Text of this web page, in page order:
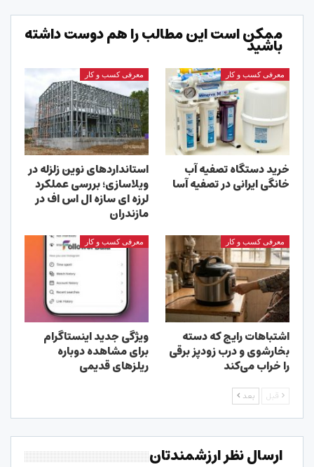
ممکن است این مطالب را هم دوست داشته
باشید
معرفی کسب و کار
خرید دستگاه تصفیه آب
خانگی ایرانی در تصفیه آسا
معرفی کسب و کار
استانداردهای نوین زلزله در
ویلاسازی؛ بررسی عملکرد
لرزه ای سازه ال اس اف در
مازندران
معرفی کسب و کار
اشتباهات رایج که دسته
بخارشوی و درب زودپز برقی
را خراب می‌کند
معرفی کسب و کار
ویژگی جدید اینستاگرام
برای مشاهده دوباره
ریلزهای قدیمی
قبل بعد
ارسال نظر ارزشمندتان